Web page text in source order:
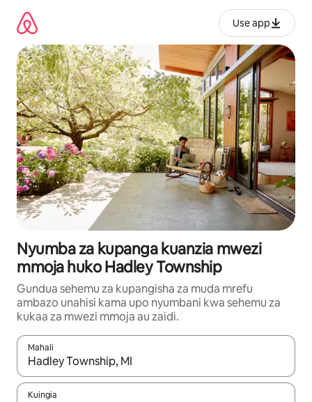
kwenda
kwenye
maudhui
Use app
Nyumba za kupanga kuanzia mwezi
mmoja huko Hadley Township
Gundua sehemu za kupangisha za muda mrefu
ambazo unahisi kama upo nyumbani kwa sehemu za
kukaa za mwezi mmoja au zaidi.
Mahali
Wakati matokeo yanapatikana, vinjari kwa kutumia vitufe vya
Kuingia